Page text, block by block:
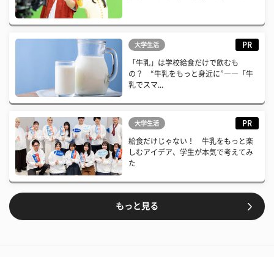
大学生活 PR
「牛乳」は学校給食だけで飲むも
の？ “牛乳をもっと身近に”――「牛
乳でスマ...
大学生活 PR
給食だけじゃない！ 牛乳をもっと楽
しむアイデア、学生が本気で考えてみ
た
もっと見る